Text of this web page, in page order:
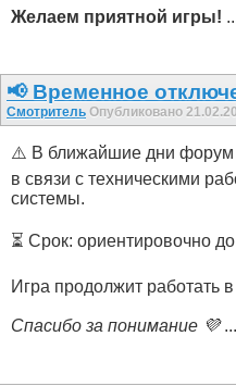
Желаем приятной игры!
📢 Временное
Смотритель Опубликовано
⚠️ В ближайшие дни форум
в связи с техническими
системы.
⏳ Срок: ориентировочно
Игра продолжит работать
Спасибо за понимание 💜...